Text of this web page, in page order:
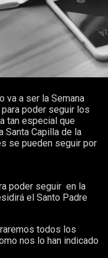
va a ser la Semana
poder seguir los
tan especial que
Capilla de la
se pueden seguir por
poder seguir en la
el Santo Padre
todos los
nos lo han indicado